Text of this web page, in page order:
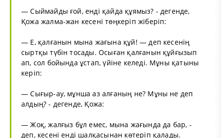
— Сыймайды ғой, енді қайда құямыз? - дегенде,
Қожа жалма-жан кесені төңкеріп жіберіп:
— Е, қалғанын мына жағына құй! — деп кесенің
сыртқы түбін тосады. Осыған қалғанын құйғызып
ап, сол бойында ұстап, үйіне келеді. Мұны қатыны
керіп:
— Сығыр-ау, мұнша аз алғаның не? Мұны не деп
алдың? - дегенде, Қожа:
— Жоқ, жалғыз бұл емес, мына жағында да бар, -
деп, кесені енді шалқасынан көтеріп қалады.